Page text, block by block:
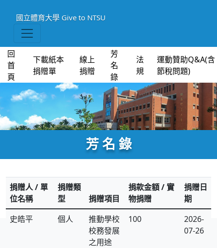
國立體育大學 Give to NTSU
回
首
頁
下載紙本
捐贈單
線上
捐贈
芳
名
錄
法
規
運動贊助Q&A(含
節稅問題)
芳 名 錄
捐贈人 / 單
位名稱
捐贈類
型
捐贈項目
捐款金額 / 實
物捐贈
捐贈日
期
史皓平
個人
推動學校
校務發展
之用途
100
2026-
07-26